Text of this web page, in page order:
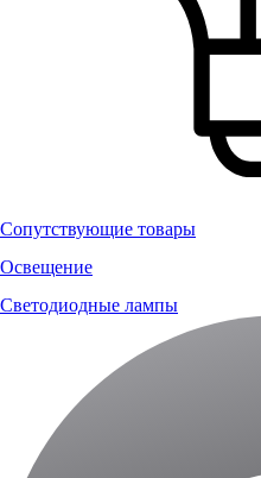
Сопутствующие товары
Освещение
Светодиодные лампы